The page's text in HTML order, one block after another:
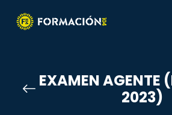
EXAMEN AGENTE
2023)